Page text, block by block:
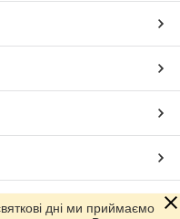
Prom.ua
дні ми приймаємо